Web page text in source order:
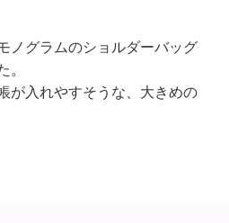
ノグラムのショルダーバッグ
。
が入れやすそうな、大きめの